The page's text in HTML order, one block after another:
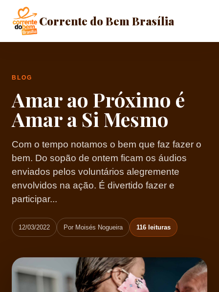
Corrente do Bem Brasília
BLOG
Amar ao Próximo é
Amar a Si Mesmo
Com o tempo notamos o bem que faz fazer o
bem. Do sopão de ontem ficam os áudios
enviados pelos voluntários alegremente
envolvidos na ação. É divertido fazer e
participar...
12/03/2022 Por Moisés Nogueira 116 leituras
♡